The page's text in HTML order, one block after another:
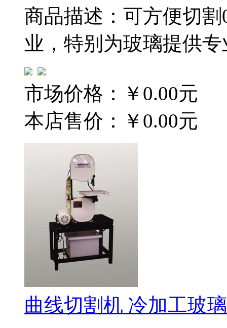
商品描述：可方便切
业，特别为玻璃提供
市场价格：
￥0.00元
本店售价：
￥0.00元
曲线切割机 冷加工玻